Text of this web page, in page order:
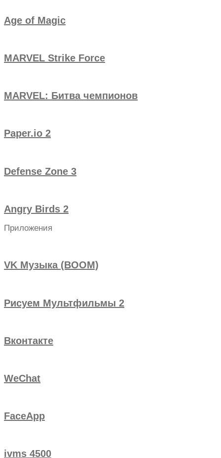
Age of Magic
MARVEL Strike Force
MARVEL: Битва чемпионов
Paper.io 2
Defense Zone 3
Angry Birds 2
Приложения
VK Музыка (BOOM)
Рисуем Мультфильмы 2
Вконтакте
WeChat
FaceApp
ivms 4500